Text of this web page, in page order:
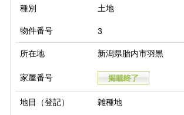
種別 土地
物件番号 3
所在地 新潟県胎内市羽黒
家屋番号
地目（登記） 雑種地